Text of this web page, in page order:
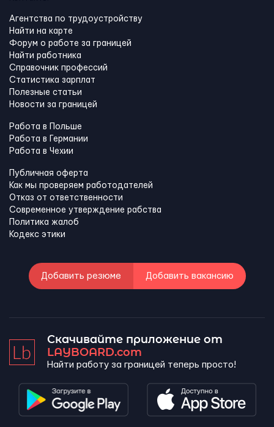
Агентства по трудоустройству
Найти на карте
Форум о работе за границей
Найти работника
Справочник профессий
Статистика зарплат
Полезные статьи
Новости за границей
Работа в Польше
Работа в Германии
Работа в Чехии
Публичная оферта
Как мы проверяем работодателей
Отказ от ответственности
Современное утверждение рабства
Политика жалоб
Кодекс этики
Добавить резюме Добавить вакансию
Скачивайте приложение от
LAYBOARD.com
Найти работу за границей теперь просто!